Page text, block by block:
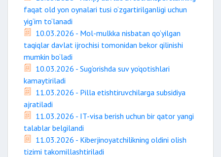
faqat old yon oynalari tusi o‘zgartirilganligi uchun
yig‘im to‘lanadi
10.03.2026 - Mol-mulkka nisbatan qo‘yilgan
taqiqlar davlat ijrochisi tomonidan bekor qilinishi
mumkin bo‘ladi
10.03.2026 - Sug‘orishda suv yo‘qotishlari
kamaytiriladi
11.03.2026 - Pilla etishtiruvchilarga subsidiya
ajratiladi
11.03.2026 - IT-visa berish uchun bir qator yangi
talablar belgilandi
11.03.2026 - Kiberjinoyatchilikning oldini olish
tizimi takomillashtiriladi